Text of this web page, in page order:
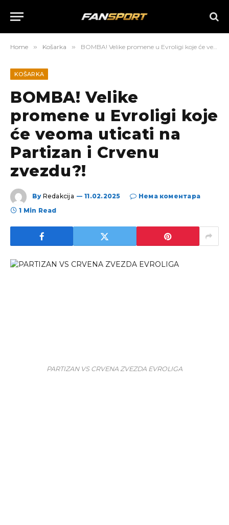
Home » Košarka » BOMBA! Velike promene u Evroligi koje će veoma uticati na Partizan i Crvenu zvezdu?!
KOŠARKA
BOMBA! Velike
promene u Evroligi koje
će veoma uticati na
Partizan i Crvenu
zvezdu?!
By Redakcija 11.02.2025
Нема коментара
1 Min Read
PARTIZAN VS CRVENA ZVEZDA EVROLIGA